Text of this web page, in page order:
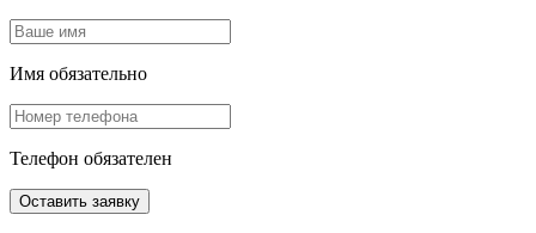
Имя обязательно
Телефон обязателен
Оставить заявку